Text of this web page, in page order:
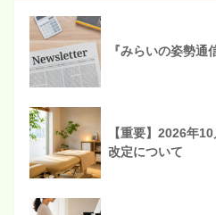
『みらいの姿勢通
【重要】2026年
改定について